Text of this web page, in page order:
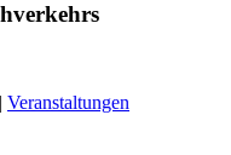
| Veranstaltungen